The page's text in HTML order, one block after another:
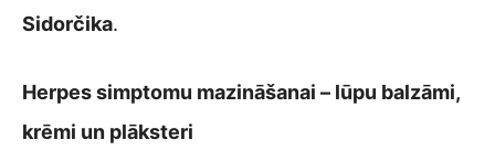
Sidorčika.
Herpes simptomu mazināšanai – lūpu balzāmi,
krēmi un plāksteri